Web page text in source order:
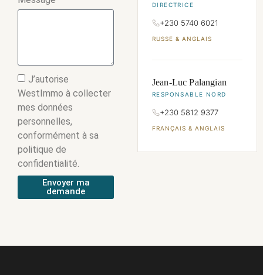
J’autorise
WestImmo à collecter
mes données
personnelles,
conformément à sa
politique de
confidentialité.
Envoyer ma
demande
DIRECTRICE
+230 5740 6021
RUSSE & ANGLAIS
Jean-Luc Palangian
RESPONSABLE NORD
+230 5812 9377
FRANÇAIS & ANGLAIS